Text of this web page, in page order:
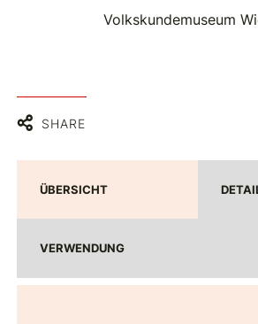
Volkskundemuseum
SHARE
ÜBERSICHT
VERWENDUNG